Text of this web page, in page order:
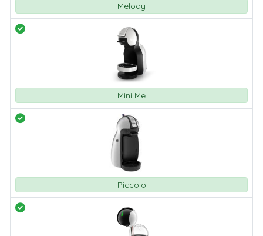
Melody
Mini Me
Piccolo